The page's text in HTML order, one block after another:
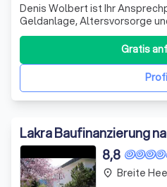
Denis Wolbert ist Ihr
Geldanlage, Altersvorsorge und
unabhängig ✅Hohe
Gratis
Lakra Baufinanzierung
8,8
place Breite